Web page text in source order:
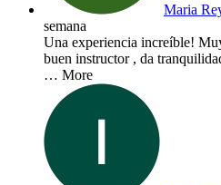
Maria
semana
Una experiencia increíble!
buen instructor , da
… More